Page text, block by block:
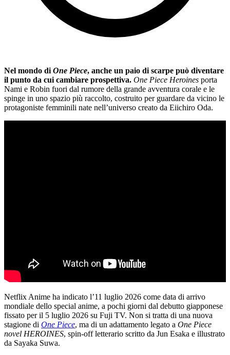
Nel mondo di One Piece, anche un paio di scarpe può diventare
il punto da cui cambiare prospettiva. One Piece Heroines porta
Nami e Robin fuori dal rumore della grande avventura corale e le
spinge in uno spazio più raccolto, costruito per guardare da vicino le
protagoniste femminili nate nell’universo creato da Eiichiro Oda.
Netflix Anime ha indicato l’11 luglio 2026 come data di arrivo
mondiale dello special anime, a pochi giorni dal debutto giapponese
fissato per il 5 luglio 2026 su Fuji TV. Non si tratta di una nuova
stagione di One Piece, ma di un adattamento legato a One Piece
novel HEROINES, spin-off letterario scritto da Jun Esaka e illustrato
da Sayaka Suwa.